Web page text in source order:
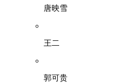
唐映雪
王二
郭可贵